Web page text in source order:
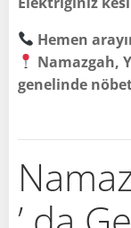
Hemen
Namazgah,
genelinde